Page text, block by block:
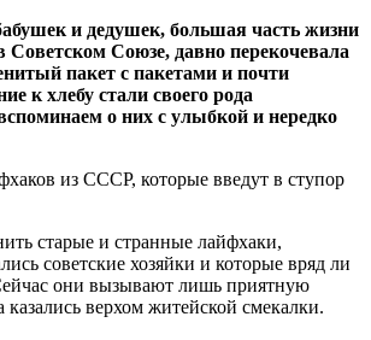
и дедушек, большая часть жизни
Союзе, давно перекочевала
пакет с пакетами и почти
к хлебу стали своего рода
о них с улыбкой и нередко
старые и странные лайфхаки,
советские хозяйки и которые вряд ли
они вызывают лишь приятную
казались верхом житейской смекалки.